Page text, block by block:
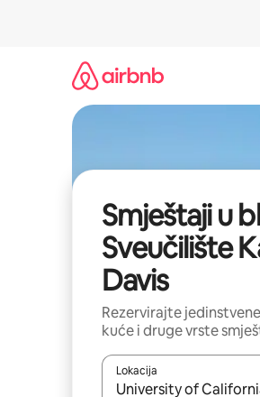
Smještaji u
Sveučilište
Davis
Rezervirajte
kuće i druge vrste
Lokacija
Kada budu dostupni